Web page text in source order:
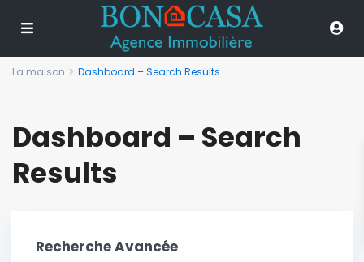
La maison Dashboard – Search Results
Dashboard – Search
Results
Recherche Avancée